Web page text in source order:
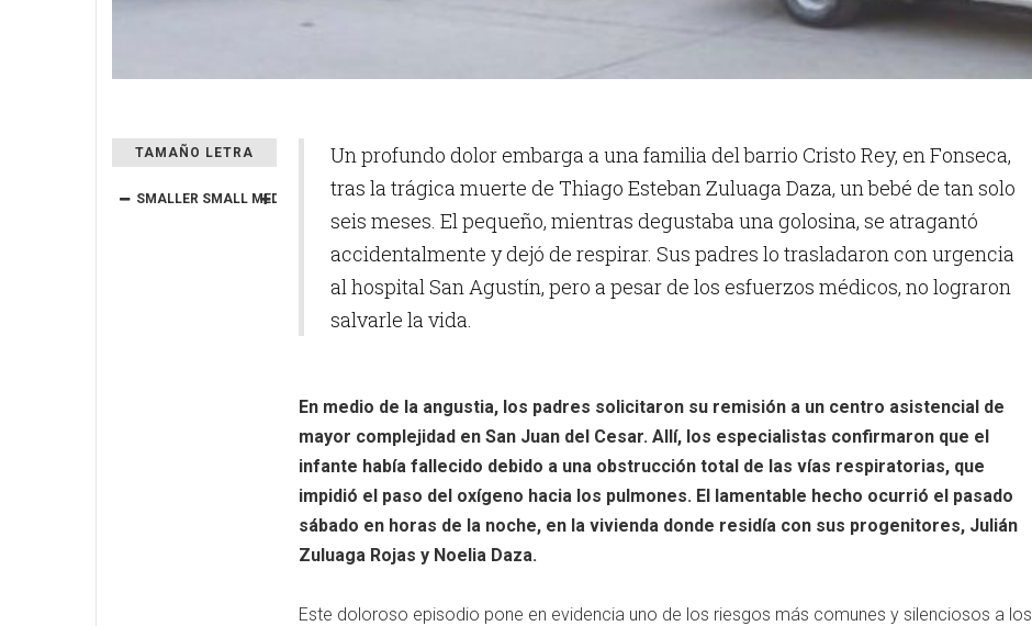
TAMAÑO LETRA
SMALLER SMALL MEDIUM BIGGER
Un profundo dolor embarga a una familia del barrio Cristo Rey, en Fonseca,
tras la trágica muerte de Thiago Esteban Zuluaga Daza, un bebé de tan solo
seis meses. El pequeño, mientras degustaba una golosina, se atragantó
accidentalmente y dejó de respirar. Sus padres lo trasladaron con urgencia
al hospital San Agustín, pero a pesar de los esfuerzos médicos, no lograron
salvarle la vida.
En medio de la angustia, los padres solicitaron su remisión a un centro asistencial de
mayor complejidad en San Juan del Cesar. Allí, los especialistas confirmaron que el
infante había fallecido debido a una obstrucción total de las vías respiratorias, que
impidió el paso del oxígeno hacia los pulmones. El lamentable hecho ocurrió el pasado
sábado en horas de la noche, en la vivienda donde residía con sus progenitores, Julián
Zuluaga Rojas y Noelia Daza.
Este doloroso episodio pone en evidencia uno de los riesgos más comunes y silenciosos a los